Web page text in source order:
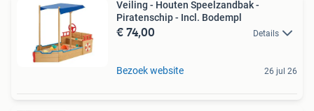
Veiling - Houten Speelzandbak -
Piratenschip - Incl. Bodempl
€ 74,00 Details
Bezoek website 26 jul 26